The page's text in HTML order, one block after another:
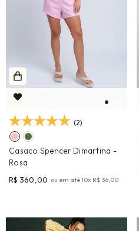
(2)
Casaco Spencer Dimartina -
Rosa
R$ 360,00 ou em até10x R$ 36,00